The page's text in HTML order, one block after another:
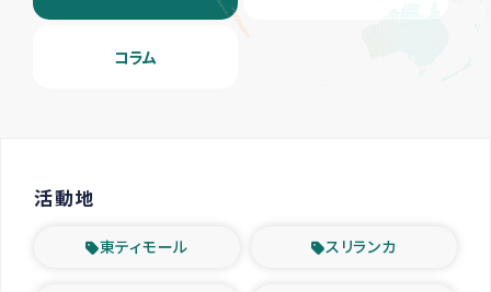
コラム
活動地
東ティモール スリランカ